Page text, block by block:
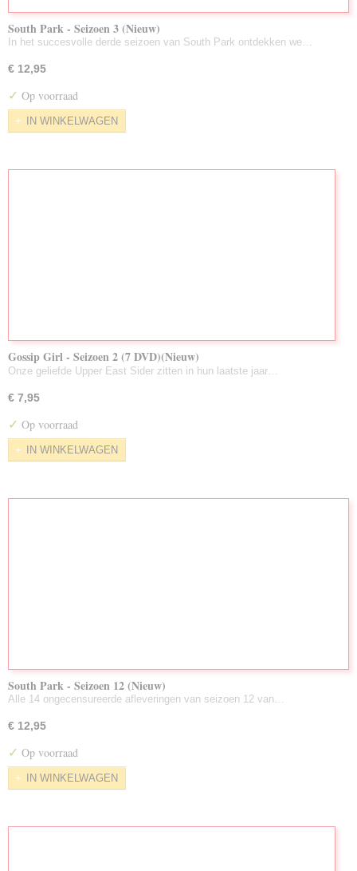
South Park - Seizoen 3 (Nieuw)
In het succesvolle derde seizoen van South Park ontdekken we…
€ 12,95
✓ Op voorraad
IN WINKELWAGEN
Gossip Girl - Seizoen 2 (7 DVD)(Nieuw)
Onze geliefde Upper East Sider zitten in hun laatste jaar…
€ 7,95
✓ Op voorraad
IN WINKELWAGEN
South Park - Seizoen 12 (Nieuw)
Alle 14 ongecensureerde afleveringen van seizoen 12 van…
€ 12,95
✓ Op voorraad
IN WINKELWAGEN